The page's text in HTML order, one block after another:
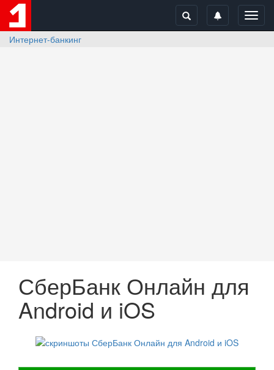
Интернет-банкинг
СберБанк Онлайн для
Android и iOS